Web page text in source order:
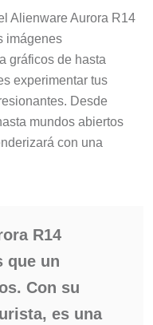
Alienware Aurora R14
imágenes
gráficos de hasta
experimentar tus
Desde
mundos abiertos
con una
R14
que un
Con su
es una